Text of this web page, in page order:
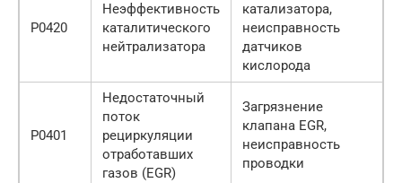
P0420
Неэффективность
каталитического
нейтрализатора
катализатора,
неисправность
датчиков
кислорода
P0401
Недостаточный
поток
рециркуляции
отработавших
газов (EGR)
Загрязнение
клапана EGR,
неисправность
проводки